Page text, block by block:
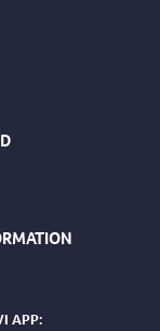
APP: